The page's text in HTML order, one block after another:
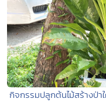
กิจกรรมปลูกต้นไม้สร้างป่